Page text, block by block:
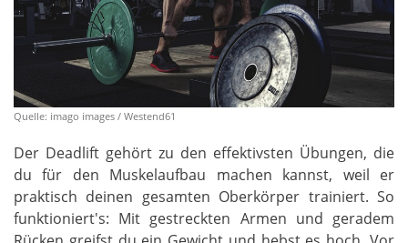
Quelle: imago images / Westend61
Der Deadlift gehört zu den effektivsten Übungen, die
du für den Muskelaufbau machen kannst, weil er
praktisch deinen gesamten Oberkörper trainiert. So
funktioniert's: Mit gestreckten Armen und geradem